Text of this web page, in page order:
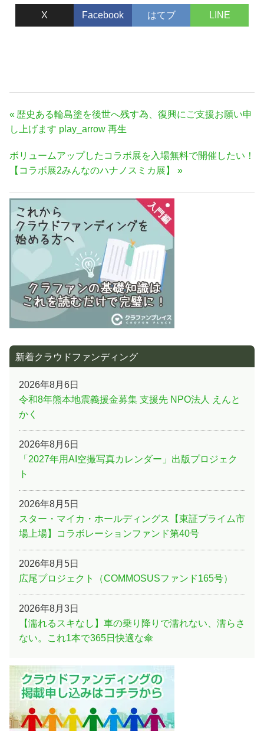
X Facebook はてブ LINE
投
稿
ビ
ゲ
ー
シ
ョ
ン
前
の
事:
歴史ある輪島塗を後世へ残す為、復興にご支援お願い申
し上げます play_arrow 再生
次
の
事:
ボリュームアップしたコラボ展を入場無料で開催したい！
【コラボ展2みんなのハナノスミカ展】
新着クラウドファンディング
2026年8月6日
令和8年熊本地震義援金募集 支援先 NPO法人 えんと
かく
2026年8月6日
「2027年用AI空撮写真カレンダー」出版プロジェク
ト
2026年8月5日
スター・マイカ・ホールディングス【東証プライム市
場上場】コラボレーションファンド第40号
2026年8月5日
広尾プロジェクト（COMMOSUSファンド165号）
2026年8月3日
【濡れるスキなし】車の乗り降りで濡れない、濡らさ
ない。これ1本で365日快適な傘